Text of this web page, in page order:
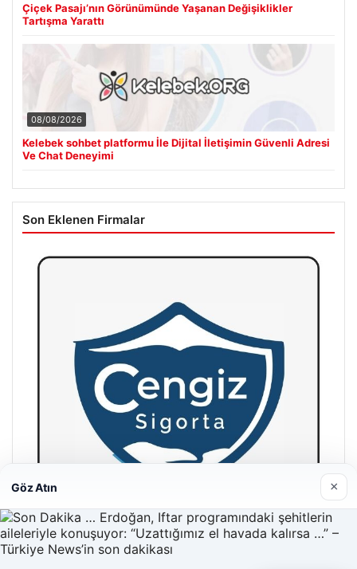
Çiçek Pasajı’nın Görünümünde Yaşanan Değişiklikler
Tartışma Yarattı
08/08/2026
Kelebek sohbet platformu İle Dijital İletişimin Güvenli Adresi
Ve Chat Deneyimi
Son Eklenen Firmalar
Göz Atın ×